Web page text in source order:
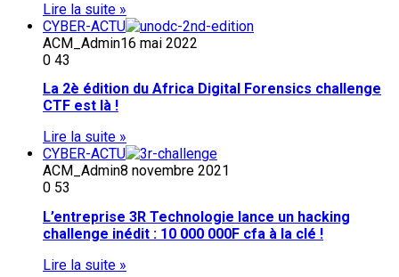
Lire la suite »
CYBER-ACTU
ACM_Admin16 mai 2022
0 43
La 2è édition du Africa Digital Forensics challenge
CTF est là !
Lire la suite »
CYBER-ACTU
ACM_Admin8 novembre 2021
0 53
L’entreprise 3R Technologie lance un hacking
challenge inédit : 10 000 000F cfa à la clé !
Lire la suite »